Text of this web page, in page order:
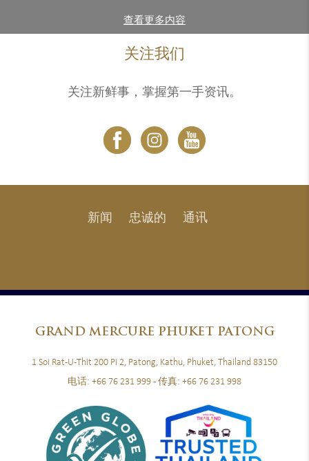
查看更多内容
关注我们
关注新鲜事，掌握第一手资讯。
新闻 忠诚的 通讯
GRANDMERCURE PHUKET PATONG
1 Soi Rat-U-Thit 200 Pi 2, Patong, Kathu, Phuket, Thailand 83150
电话: +66 76 231 999 - 传真: +66 76 231 998